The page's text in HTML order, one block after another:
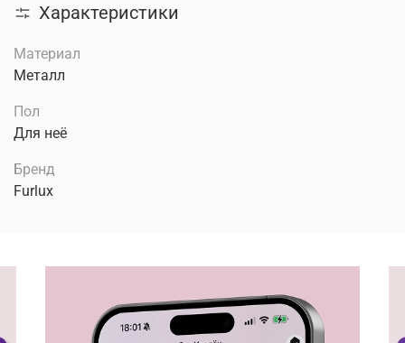
Характеристики
Материал
Металл
Пол
Для неё
Бренд
Furlux